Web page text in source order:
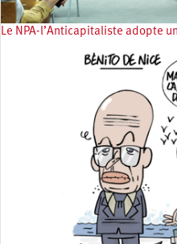
Le NPA-l’Anticapitaliste adopte